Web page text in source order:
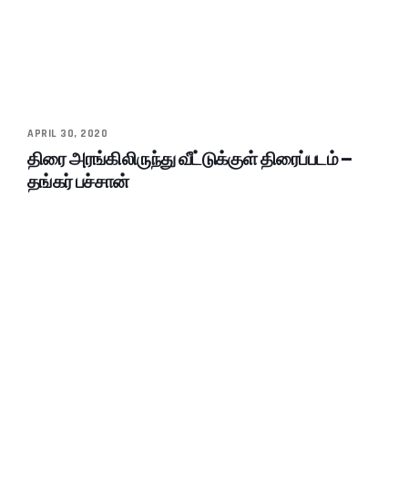
APRIL 30, 2020
திரை அரங்கிலிருந்து வீட்டுக்குள் திரைப்படம் –
தங்கர் பச்சான்